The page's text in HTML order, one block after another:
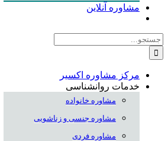
مشاوره آنلاین
جستجو
برای:
مرکز مشاوره اکسیر
خدمات روانشناسی
مشاوره خانواده
مشاوره جنسی و زناشویی
مشاوره فردی